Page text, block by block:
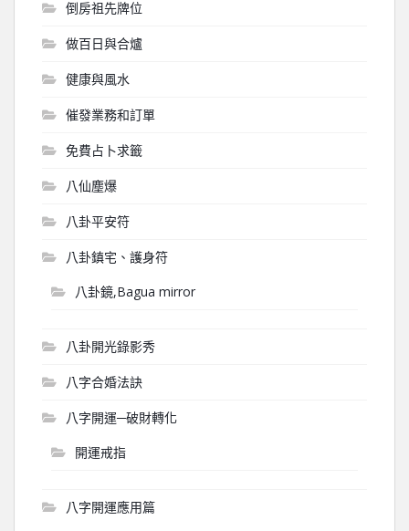
倒房祖先牌位
做百日與合爐
健康與風水
催發業務和訂單
免費占卜求籤
八仙塵爆
八卦平安符
八卦鎮宅、護身符
八卦鏡,Bagua mirror
八卦開光錄影秀
八字合婚法訣
八字開運─破財轉化
開運戒指
八字開運應用篇